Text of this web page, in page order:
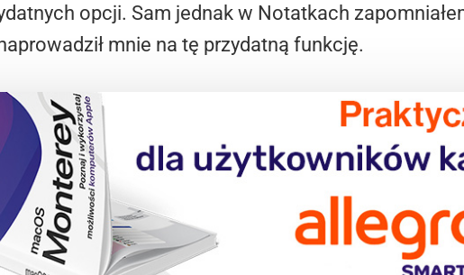
opcji. Sam jednak w Notatkach
mnie na tę przydatną funkcję.